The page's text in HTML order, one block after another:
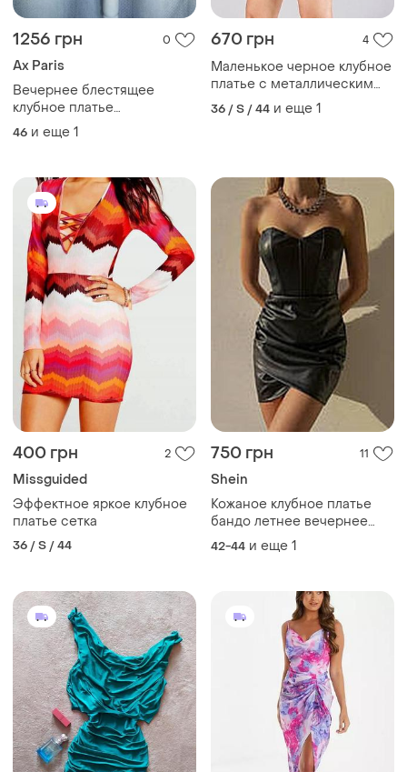
1256 грн 0
Ax Paris
Вечернее блестящее
клубное платье
праздничное новогоднее
платье люрекс
46 и еще 1
670 грн 4
Маленькое черное клубное
платье с металлическим
блеском, блестящее плаття
бахрома
36 / S / 44 и еще 1
400 грн 2
Missguided
Эффектное яркое клубное
платье сетка
36 / S / 44
750 грн 11
Shein
Кожаное клубное платье
бандо летнее вечернее
клубное мини платье
обнаженные плечи
маленькое черное платье в
стиле пин ап бурлеск
42-44 и еще 1